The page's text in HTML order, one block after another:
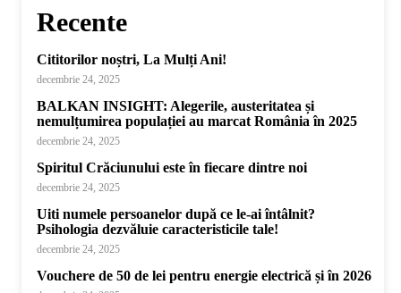
Recente
Cititorilor noștri, La Mulți Ani!
decembrie 24, 2025
BALKAN INSIGHT: Alegerile, austeritatea și
nemulțumirea populației au marcat România în 2025
decembrie 24, 2025
Spiritul Crăciunului este în fiecare dintre noi
decembrie 24, 2025
Uiti numele persoanelor după ce le-ai întâlnit?
Psihologia dezvăluie caracteristicile tale!
decembrie 24, 2025
Vouchere de 50 de lei pentru energie electrică și în 2026